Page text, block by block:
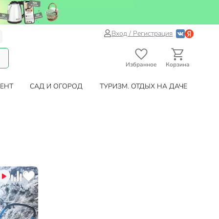
Вход / Регистрация
Избранное Корзина
САД И ОГОРОД ТУРИЗМ. ОТДЫХ НА ДАЧЕ